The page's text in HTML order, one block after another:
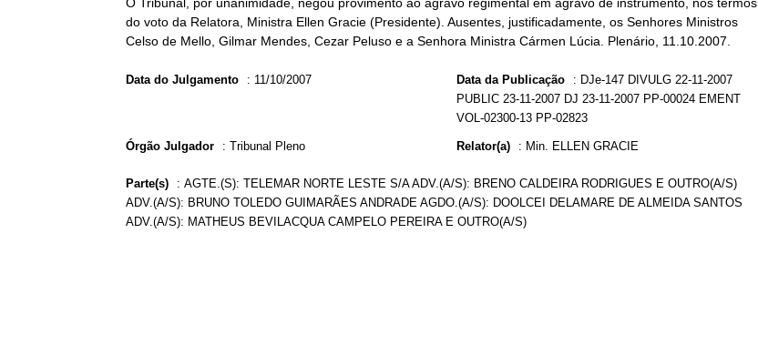
O Tribunal, por unanimidade, negou provimento ao agravo regimental em agravo de instrumento, nos termos
do voto da Relatora, Ministra Ellen Gracie (Presidente). Ausentes, justificadamente, os Senhores Ministros
Celso de Mello, Gilmar Mendes, Cezar Peluso e a Senhora Ministra Cármen Lúcia. Plenário, 11.10.2007.
Data do Julgamento : 11/10/2007 Data da Publicação : DJe-147 DIVULG 22-11-2007
PUBLIC 23-11-2007 DJ 23-11-2007 PP-00024 EMENT
VOL-02300-13 PP-02823
Órgão Julgador : Tribunal Pleno Relator(a) : Min. ELLEN GRACIE
Parte(s) : AGTE.(S): TELEMAR NORTE LESTE S/A ADV.(A/S): BRENO CALDEIRA RODRIGUES E OUTRO(A/S)
ADV.(A/S): BRUNO TOLEDO GUIMARÃES ANDRADE AGDO.(A/S): DOOLCEI DELAMARE DE ALMEIDA SANTOS
ADV.(A/S): MATHEUS BEVILACQUA CAMPELO PEREIRA E OUTRO(A/S)